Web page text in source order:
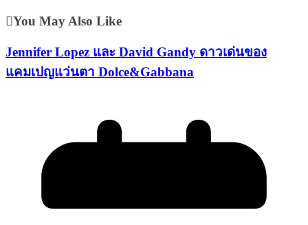
You May Also Like
Jennifer Lopez และ David Gandy ดาวเด่นของ
แคมเปญแว่นตา Dolce&Gabbana